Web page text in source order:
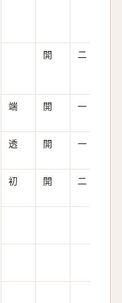
開 二
端 開 一
透 開 一
初 開 二